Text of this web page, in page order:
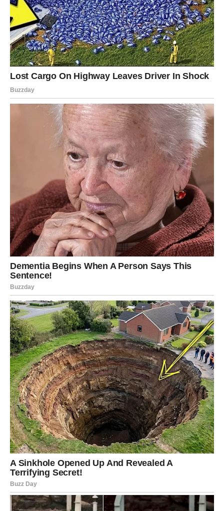
Nakon niza emotivnih turbulencija, uključujući i tragičnu smrt
njenog supruga, Arkan, Ceca je pokazala nevjerojatnu snagu.
Njena sposobnost da se nosi s gubicima i izazovima života
inspirira mnoge, a njen povratak na muzičku scenu je bio
simbol nade za mnoge obožavatelje. Ceca se ne boji pokazati
svoje emocije, iako je često suočena s pitanjima o svom
privatnom životu.
U tom kontekstu, njena otvorenost prema fanovima i medijima
o vlastitim bolnim iskustvima pomaže joj u izgradnji dubljih
Šta Budućnost Donosi za Ceclu?
Dok se spekulacije o njenim romantičnim vezama nastavljaju,
pitanje ostaje: hoće li Ceca konačno otkriti identitet svog
partnera ili će nastaviti da ga drži u tajnosti? Ceca ostaje
enigma koja intrigira javnost, i to ne samo svojim muzičkim
talentom, već i svojim intrigantnim privatnim životom.Njena
karijera koja traje više od dvadeset godina ostavila je neizbrisiv
trag u srcima njenih fanova, a njene ljubavne priče su jedno od
najzanimljivijih poglavlja u njenom životu.
U svakom slučaju, Ceca Ražnatović će nastaviti da privlači
pažnju javnosti svojim talentom, hrabrošću i snažnom
ličnošću. Njena sposobnost da se suočava s izazovima i
nastavlja dalje je inspiracija mnogima, a njena muzika ostaje
simbol snage i ljubavi. Dok se šuška o njenim ljubavnim
vezama, Ceca će nastaviti da stvara, donoseći radost i
emocije svojim obožavateljima.
Njene nove pjesme često donose teme ljubavi, gubitka i nade,
a njen život će ostati neiscrpan izvor inspiracije i zanimljivih
priča. Također, njena uloga majke i njen odnos sa djecom
često su teme o kojima Ceca rado govori, čime dodatno
obogaćuje sliku o sebi kao javnoj osobi koja je istovremeno i
posvećena majka.